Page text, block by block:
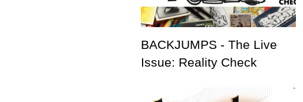
BACKJUMPS - The Live
Issue: Reality Check